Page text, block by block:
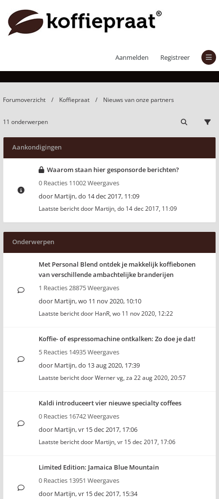
Aanmelden Registreer
Nieuws van onze partners
Forumoverzicht Koffiepraat Nieuws van onze partners
11 onderwerpen
Aankondigingen
Waarom staan hier gesponsorde berichten?
0 Reacties 11002 Weergaves
door Martijn,do 14 dec 2017, 11:09
Laatste bericht door Martijn, do 14 dec 2017, 11:09
Onderwerpen
Met Personal Blend ontdek je makkelijk koffiebonen
van verschillende ambachtelijke branderijen
1 Reacties 28875 Weergaves
door Martijn,wo 11 nov 2020, 10:10
Laatste bericht door HanR, wo 11 nov 2020, 12:22
Koffie- of espressomachine ontkalken: Zo doe je dat!
5 Reacties 14935 Weergaves
door Martijn,do 13 aug 2020, 17:39
Laatste bericht doorWerner vg, za 22 aug 2020, 20:57
Kaldi introduceert vier nieuwe specialty coffees
0 Reacties 16742 Weergaves
door Martijn,vr 15 dec 2017, 17:06
Laatste bericht door Martijn, vr 15 dec 2017, 17:06
Limited Edition: Jamaica Blue Mountain
0 Reacties 13951 Weergaves
door Martijn,vr 15 dec 2017, 15:34